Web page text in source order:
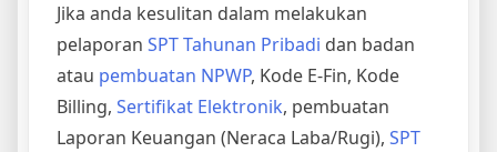
Jika anda kesulitan dalam melakukan
pelaporan SPT Tahunan Pribadi dan badan
atau pembuatan NPWP, Kode E-Fin, Kode
Billing, Sertifikat Elektronik, pembuatan
Laporan Keuangan (Neraca Laba/Rugi), SPT